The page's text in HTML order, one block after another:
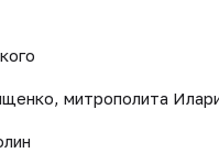
митрополита